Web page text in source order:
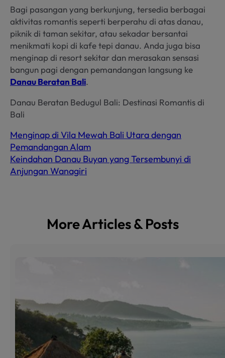
Bagi pasangan yang berkunjung, tersedia berbagai
aktivitas romantis seperti berperahu di atas danau,
piknik di taman sekitar, atau sekadar bersantai
menikmati kopi di kafe tepi danau. Anda juga bisa
menginap di resort sekitar dan merasakan sensasi
bangun pagi dengan pemandangan langsung ke
Danau Beratan Bali.
Danau Beratan Bedugul Bali: Destinasi Romantis di
Bali
Menginap di Vila Mewah Bali Utara dengan
Pemandangan Alam
Keindahan Danau Buyan yang Tersembunyi di
Anjungan Wanagiri
More Articles & Posts